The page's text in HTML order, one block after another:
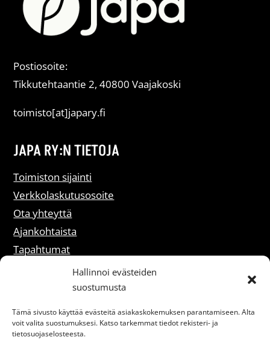
Hallinnoi evästeiden
suostumusta
Tämä sivusto käyttää evästeitä asiakaskokemuksen parantamiseen. Alta
voit valita suostumuksesi. Katso tarkemmat tiedot rekisteri- ja
tietosuojaselosteesta.
Postiosoite:
Tikkutehtaantie 2, 40800 Vaajakoski
toimisto[at]japary.fi
JAPA RY:N TIETOJA
Toimiston sijainti
Verkkolaskutusosoite
Ota yhteyttä
Ajankohtaista
Tapahtumat
Liity jäseneksi
Saavutettavuusseloste